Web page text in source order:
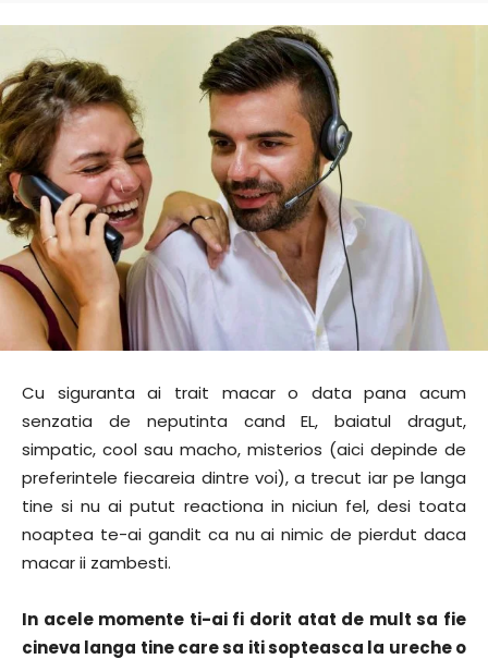
Cu siguranta ai trait macar o data pana acum
senzatia de neputinta cand EL, baiatul dragut,
simpatic, cool sau macho, misterios (aici depinde de
preferintele fiecareia dintre voi), a trecut iar pe langa
tine si nu ai putut reactiona in niciun fel, desi toata
noaptea te-ai gandit ca nu ai nimic de pierdut daca
macar ii zambesti.
In acele momente ti-ai fi dorit atat de mult sa fie
cineva langa tine care sa iti sopteasca la ureche o